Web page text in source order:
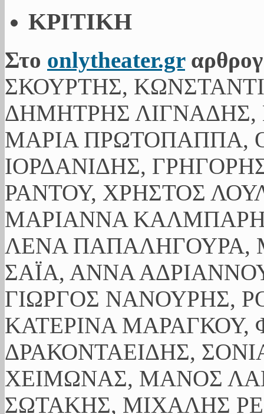
ΚΡΙΤΙΚΗ
Στο onlytheater.gr
ΣΚΟΥΡΤΗΣ,
ΔΗΜΗΤΡΗΣ ΛΙΓΝΑΔΗΣ,
ΜΑΡΙΑ ΠΡΩΤΟΠΑΠΠΑ,
ΙΟΡΔΑΝΙΔΗΣ,
ΡΑΝΤΟΥ, ΧΡΗΣΤΟΣ
ΜΑΡΙΑΝΝΑ
ΛΕΝΑ ΠΑΠΑΛΗΓΟΥΡΑ,
ΣΑΪΑ, ΑΝΝΑ
ΓΙΩΡΓΟΣ ΝΑΝΟΥΡΗΣ,
ΚΑΤΕΡΙΝΑ ΜΑΡΑΓΚΟΥ,
ΔΡΑΚΟΝΤΑΕΙΔΗΣ,
ΧΕΙΜΩΝΑΣ, ΜΑΝΟΣ
ΣΩΤΑΚΗΣ, ΜΙΧΑΛΗΣ